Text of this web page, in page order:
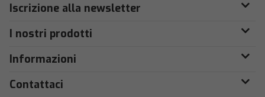
Iscrizione alla newsletter
I nostri prodotti
Informazioni
Contattaci